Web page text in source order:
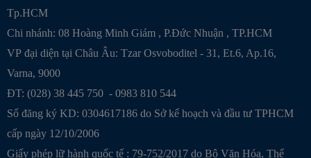
Tp.HCM
Chi nhánh: 08 Hoàng Minh Giám , P.Đức Nhuận , TP.HCM
VP đại diện tại Châu Âu: Tzar Osvoboditel - 31, Et.6, Ap.16,
Varna, 9000
ĐT: (028) 38 445 750 - 0983 810 544
Số đăng ký KD: 0304617186 do Sở kế hoạch và đầu tư TPHCM
cấp ngày 12/10/2006
Giấy phép lữ hành quốc tế : 79-752/2017 do Bộ Văn Hóa, Thể